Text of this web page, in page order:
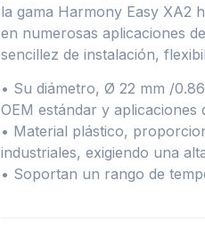
la gama Harmony Easy XA2
en numerosas aplicaciones
sencillez de instalación,
• Su diámetro, Ø 22 mm /
OEM estándar y aplicaciones
• Material plástico,
industriales, exigiendo una
• Soportan un rango de